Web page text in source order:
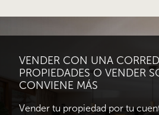
VENDER CON UNA
PROPIEDADES O VENDER
CONVIENE MÁS
Vender tu propiedad por tu